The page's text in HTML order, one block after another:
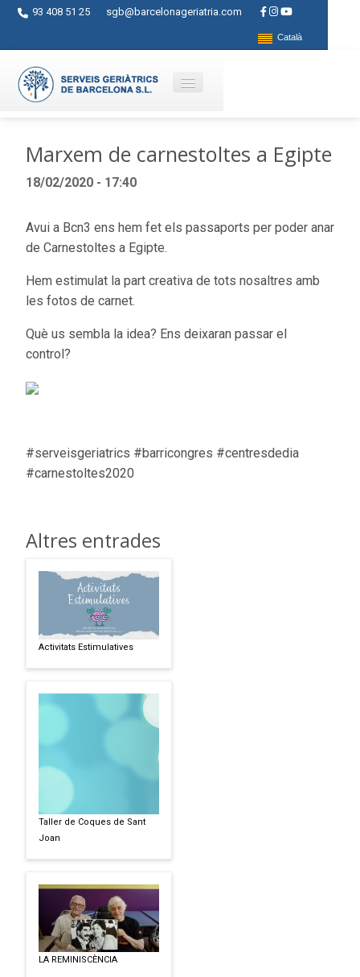
93 408 51 25 sgb@barcelonageriatria.com
Català
Serveis
Contacte
Blog
Marxem de carnestoltes a Egipte
18/02/2020 - 17:40
Avui a Bcn3 ens hem fet els passaports per poder anar
de Carnestoltes a Egipte.
Hem estimulat la part creativa de tots nosaltres amb
les fotos de carnet.
Què us sembla la idea? Ens deixaran passar el
control?
#serveisgeriatrics #barricongres #centresdedia
#carnestoltes2020
Altres entrades
Activitats Estimulatives
Taller de Coques de Sant
Joan
LA REMINISCÈNCIA